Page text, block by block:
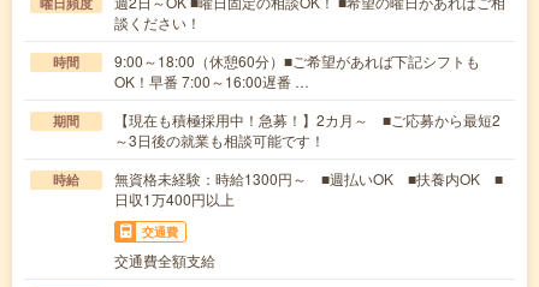
談ください！
時間
9:00～18:00（休憩60分）■ご希望があれば下記シフトも
OK！早番 7:00～16:00遅番 …
期間
【現在も積極採用中！急募！】2カ月～ ■ご応募から最短2
～3日後の就業も相談可能です！
時給
無資格未経験：時給1300円～ ■週払いOK ■扶養内OK ■
日収1万400円以上
交通費
交通費全額支給